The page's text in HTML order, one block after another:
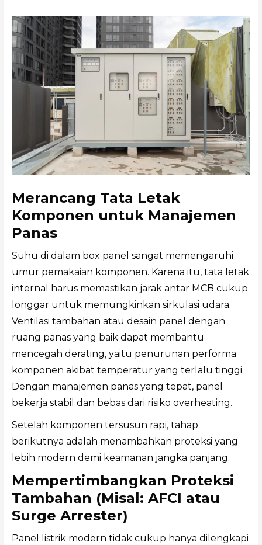
Merancang Tata Letak
Komponen untuk Manajemen
Panas
Suhu di dalam box panel sangat memengaruhi
umur pemakaian komponen. Karena itu, tata letak
internal harus memastikan jarak antar MCB cukup
longgar untuk memungkinkan sirkulasi udara.
Ventilasi tambahan atau desain panel dengan
ruang panas yang baik dapat membantu
mencegah derating, yaitu penurunan performa
komponen akibat temperatur yang terlalu tinggi.
Dengan manajemen panas yang tepat, panel
bekerja stabil dan bebas dari risiko overheating.
Setelah komponen tersusun rapi, tahap
berikutnya adalah menambahkan proteksi yang
lebih modern demi keamanan jangka panjang.
Mempertimbangkan Proteksi
Tambahan (Misal: AFCI atau
Surge Arrester)
Panel listrik modern tidak cukup hanya dilengkapi